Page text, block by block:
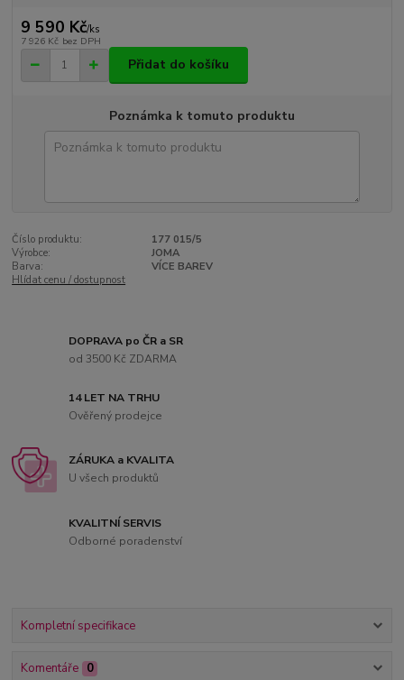
9 590 Kč/ks
7 926 Kč bez DPH
Přidat do košíku
Poznámka k tomuto produktu
Číslo produktu:
177 015/5
Výrobce:
JOMA
Barva:
VÍCE BAREV
Hlídat cenu / dostupnost
DOPRAVA po ČR a SR
od 3500 Kč ZDARMA
14 LET NA TRHU
Ověřený prodejce
ZÁRUKA a KVALITA
U všech produktů
KVALITNÍ SERVIS
Odborné poradenství
Kompletní specifikace
Komentáře 0